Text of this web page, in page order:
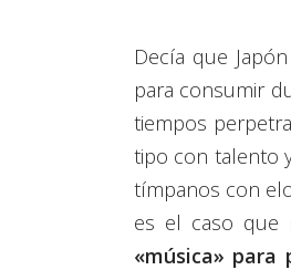
Decía que
para consumir
tiempos
tipo con talento
tímpanos con
es el caso que
«música»